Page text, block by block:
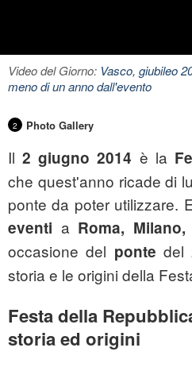
Video del Giorno: Vasco, giubileo
meno di un anno dall'evento
2 Photo Gallery
Il2 giugno 2014 è la
che quest'anno ricade di
ponte da poter utilizzare.
eventi a Roma,
occasione del ponte del
storia e le origini della
Festa della
storia ed origini